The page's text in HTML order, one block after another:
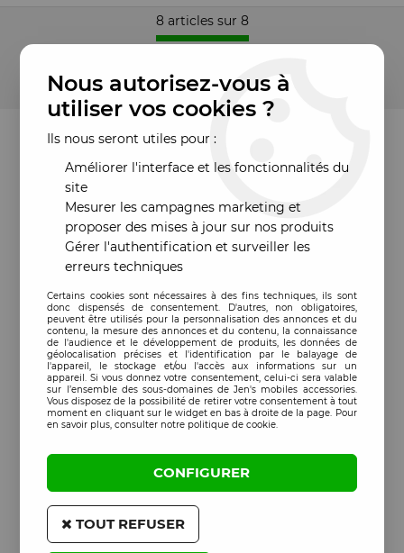
8 articles sur 8
Nous autorisez-vous à
utiliser vos cookies ?
Ils nous seront utiles pour :
Améliorer l'interface et les fonctionnalités du
site
Mesurer les campagnes marketing et
proposer des mises à jour sur nos produits
Gérer l'authentification et surveiller les
erreurs techniques
Certains cookies sont nécessaires à des fins techniques, ils sont
donc dispensés de consentement. D'autres, non obligatoires,
peuvent être utilisés pour la personnalisation des annonces et du
contenu, la mesure des annonces et du contenu, la connaissance
de l'audience et le développement de produits, les données de
géolocalisation précises et l'identification par le balayage de
l'appareil, le stockage et/ou l'accès aux informations sur un
appareil. Si vous donnez votre consentement, celui-ci sera valable
sur l’ensemble des sous-domaines de Jen's mobiles accessories.
Vous disposez de la possibilité de retirer votre consentement à tout
moment en cliquant sur le widget en bas à droite de la page. Pour
en savoir plus, consulter notre politique de cookie.
CONFIGURER
TOUT REFUSER